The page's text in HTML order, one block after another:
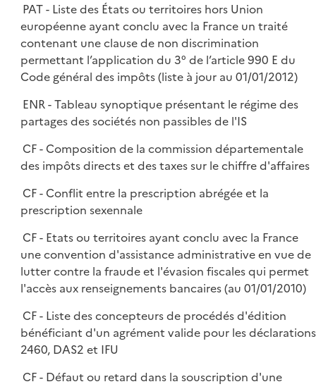
PAT - Liste des États ou territoires hors Union
européenne ayant conclu avec la France un traité
contenant une clause de non discrimination
permettant l’application du 3° de l’article 990 E du
Code général des impôts (liste à jour au 01/01/2012)
ENR - Tableau synoptique présentant le régime des
partages des sociétés non passibles de l'IS
CF - Composition de la commission départementale
des impôts directs et des taxes sur le chiffre d'affaires
CF - Conflit entre la prescription abrégée et la
prescription sexennale
CF - Etats ou territoires ayant conclu avec la France
une convention d'assistance administrative en vue de
lutter contre la fraude et l'évasion fiscales qui permet
l'accès aux renseignements bancaires (au 01/01/2010)
CF - Liste des concepteurs de procédés d'édition
bénéficiant d'un agrément valide pour les déclarations
2460, DAS2 et IFU
CF - Défaut ou retard dans la souscription d'une